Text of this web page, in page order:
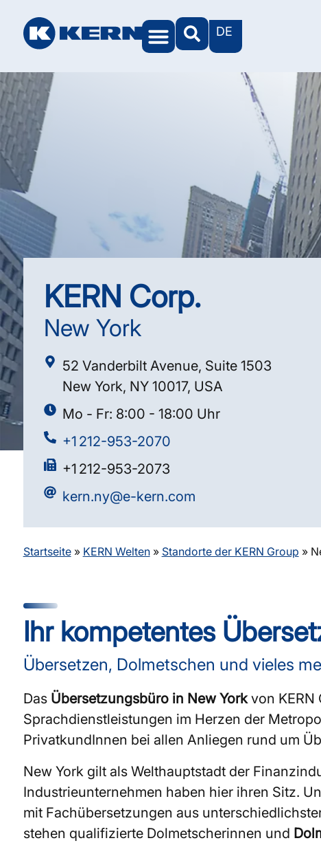
DE
KERN Corp.
New York
52 Vanderbilt Avenue, Suite 1503
New York, NY 10017, USA
Mo - Fr: 8:00 - 18:00 Uhr
+1 212-953-2070
+1 212-953-2073
kern.ny@e-kern.com
Startseite» KERN Welten» Standorte der KERN Group »
Ihr kompetentes
Übersetzen, Dolmetschen und vieles
Das Übersetzungsbüro in New Yorkvon KERN
Sprachdienstleistungen im Herzen der
PrivatkundInnen bei allen Anliegen rund um
New York gilt als Welthauptstadt der
Industrieunternehmen haben hier ihren Sitz.
mit Fachübersetzungen aus
stehen qualifizierte Dolmetscherinnen und